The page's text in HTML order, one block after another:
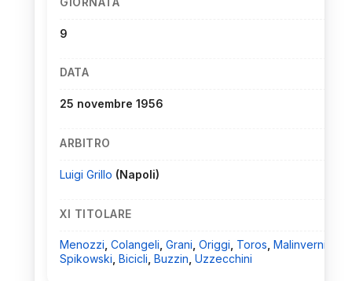
9
DATA
25 novembre 1956
ARBITRO
Luigi Grillo (Napoli)
XI TITOLARE
Menozzi Colangeli Grani Origgi Toros Malinverni
Spikowski Bicicli Buzzin Uzzecchini